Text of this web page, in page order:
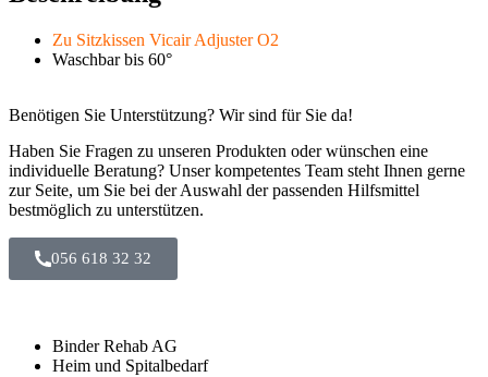
Zu Sitzkissen Vicair Adjuster O2
Waschbar bis 60°
Benötigen Sie Unterstützung? Wir sind für Sie da!
Haben Sie Fragen zu unseren Produkten oder wünschen eine
individuelle Beratung? Unser kompetentes Team steht Ihnen gerne
zur Seite, um Sie bei der Auswahl der passenden Hilfsmittel
bestmöglich zu unterstützen.
056 618 32 32
Binder Rehab AG
Heim und Spitalbedarf